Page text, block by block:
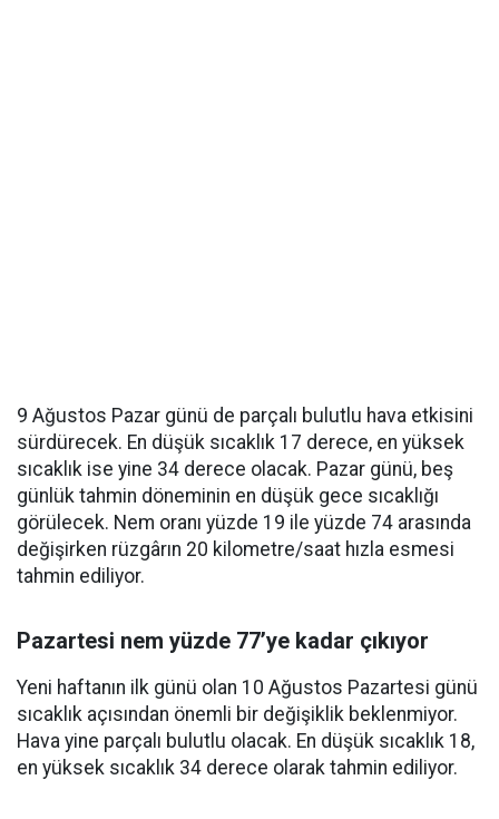
9 Ağustos Pazar günü de parçalı bulutlu hava etkisini
sürdürecek. En düşük sıcaklık 17 derece, en yüksek
sıcaklık ise yine 34 derece olacak. Pazar günü, beş
günlük tahmin döneminin en düşük gece sıcaklığı
görülecek. Nem oranı yüzde 19 ile yüzde 74 arasında
değişirken rüzgârın 20 kilometre/saat hızla esmesi
tahmin ediliyor.
Pazartesi nem yüzde 77’ye kadar çıkıyor
Yeni haftanın ilk günü olan 10 Ağustos Pazartesi günü
sıcaklık açısından önemli bir değişiklik beklenmiyor.
Hava yine parçalı bulutlu olacak. En düşük sıcaklık 18,
en yüksek sıcaklık 34 derece olarak tahmin ediliyor.